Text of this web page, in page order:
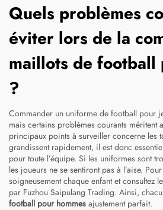
Quels problèmes
éviter lors de la
maillots de football
?
Commander un uniforme de football pour
mais certains problèmes courants méritent
principaux points à surveiller concerne les
grandissent rapidement, il est donc
pour toute l’équipe. Si les uniformes sont
les joueurs ne se sentiront pas à l’aise.
soigneusement chaque enfant et consultez
par Fuzhou Saipulang Trading. Ainsi,
football pour hommes ajustement parfait.